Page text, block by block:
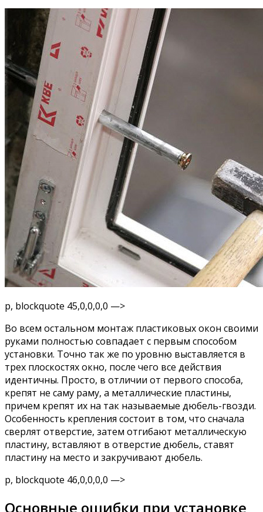
p, blockquote 45,0,0,0,0 —>
Во всем остальном монтаж пластиковых окон своими
руками полностью совпадает с первым способом
установки. Точно так же по уровню выставляется в
трех плоскостях окно, после чего все действия
идентичны. Просто, в отличии от первого способа,
крепят не саму раму, а металлические пластины,
причем крепят их на так называемые дюбель-гвозди.
Особенность крепления состоит в том, что сначала
сверлят отверстие, затем отгибают металлическую
пластину, вставляют в отверстие дюбель, ставят
пластину на место и закручивают дюбель.
p, blockquote 46,0,0,0,0 —>
Основные ошибки при установке